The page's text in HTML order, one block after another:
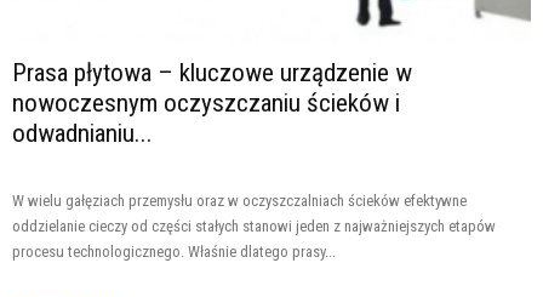
Prasa płytowa – kluczowe urządzenie w
nowoczesnym oczyszczaniu ścieków i
odwadnianiu...
W wielu gałęziach przemysłu oraz w oczyszczalniach ścieków efektywne
oddzielanie cieczy od części stałych stanowi jeden z najważniejszych etapów
procesu technologicznego. Właśnie dlatego prasy...